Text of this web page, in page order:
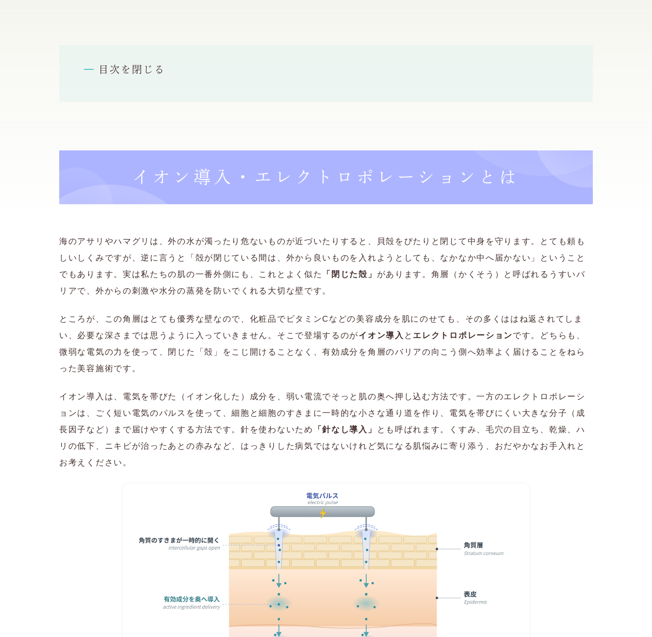
目次を閉じる
イオン導入・エレクトロポレーションとは
海のアサリやハマグリは、外の水が濁ったり危ないものが近づいたりすると、貝殻をぴたりと閉じて中身を守ります。とても頼も
しいしくみですが、逆に言うと「殻が閉じている間は、外から良いものを入れようとしても、なかなか中へ届かない」ということ
でもあります。実は私たちの肌の一番外側にも、これとよく似た
「閉じた殻」 があります。角層（かくそう）と呼ばれるうすいバ
リアで、外からの刺激や水分の蒸発を防いでくれる大切な壁です。
ところが、この角層はとても優秀な壁なので、化粧品でビタミンCなどの美容成分を肌にのせても、その多くははね返されてしま
い、必要な深さまでは思うように入っていきません。そこで登場するのがイオン導入 と エレクトロポレーションです。どちらも、
微弱な電気の力を使って、閉じた「殻」をこじ開けることなく、有効成分を角層のバリアの向こう側へ効率よく届けることをねら
った美容施術です。
イオン導入は、電気を帯びた（イオン化した）成分を、弱い電流でそっと肌の奥へ押し込む方法です。一方のエレクトロポレーシ
ョンは、ごく短い電気のパルスを使って、細胞と細胞のすきまに一時的な小さな通り道を作り、電気を帯びにくい大きな分子（成
長因子など）まで届けやすくする方法です。針を使わないため
「針なし導入」
とも呼ばれます。くすみ、毛穴の目立ち、乾燥、ハ
リの低下、ニキビが治ったあとの赤みなど、はっきりした病気ではないけれど気になる肌悩みに寄り添う、おだやかなお手入れと
お考えください。